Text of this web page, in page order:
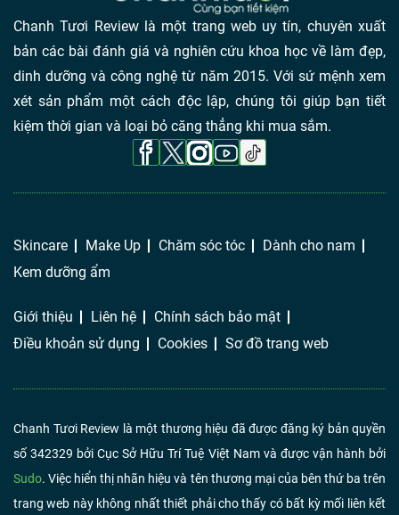
Chanh Tươi Review là một trang web uy tín, chuyên xuất
bản các bài đánh giá và nghiên cứu khoa học về làm đẹp,
dinh dưỡng và công nghệ từ năm 2015. Với sứ mệnh xem
xét sản phẩm một cách độc lập, chúng tôi giúp bạn tiết
kiệm thời gian và loại bỏ căng thẳng khi mua sắm.
Skincare Make Up Chăm sóc tóc
Dành cho nam
Kem dưỡng ẩm
Giới thiệu Liên hệ
Chính sách bảo mật
Điều khoản sử dụng
Cookies Sơ đồ trang web
Chanh Tươi Review là một thương hiệu đã được đăng ký bản quyền
số 342329 bởi Cục Sở Hữu Trí Tuệ Việt Nam và được vận hành bởi
Sudo. Việc hiển thị nhãn hiệu và tên thương mại của bên thứ ba trên
trang web này không nhất thiết phải cho thấy có bất kỳ mối liên kết